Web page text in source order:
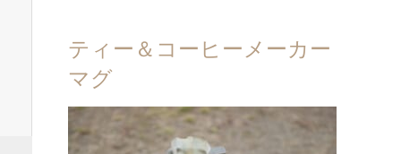
ティー＆コーヒーメーカー
マグ